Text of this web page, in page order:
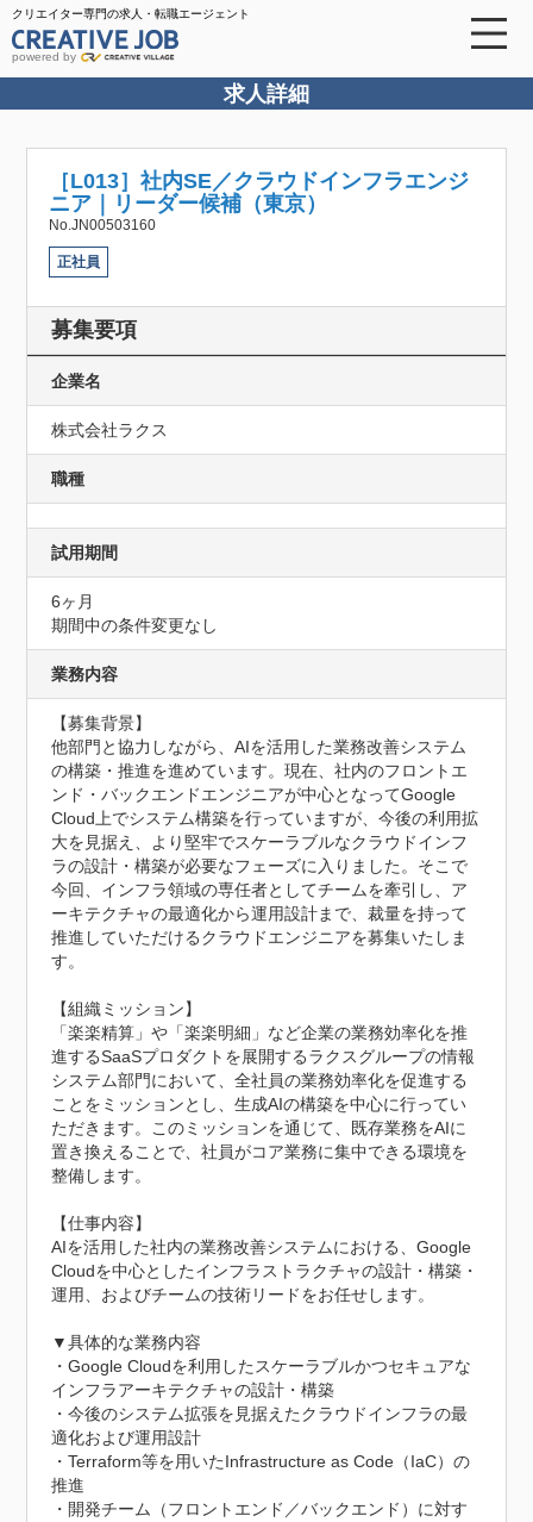
クリエイター専門の求人・転職エージェント
powered by
求人詳細
［L013］社内SE／クラウドインフラエンジ
ニア｜リーダー候補（東京）
No.JN00503160
正社員
募集要項
企業名
株式会社ラクス
職種
試用期間
6ヶ月
期間中の条件変更なし
業務内容
【募集背景】
他部門と協力しながら、AIを活用した業務改善システム
の構築・推進を進めています。現在、社内のフロントエ
ンド・バックエンドエンジニアが中心となってGoogle
Cloud上でシステム構築を行っていますが、今後の利用拡
大を見据え、より堅牢でスケーラブルなクラウドインフ
ラの設計・構築が必要なフェーズに入りました。そこで
今回、インフラ領域の専任者としてチームを牽引し、ア
ーキテクチャの最適化から運用設計まで、裁量を持って
推進していただけるクラウドエンジニアを募集いたしま
す。
【組織ミッション】
「楽楽精算」や「楽楽明細」など企業の業務効率化を推
進するSaaSプロダクトを展開するラクスグループの情報
システム部門において、全社員の業務効率化を促進する
ことをミッションとし、生成AIの構築を中心に行ってい
ただきます。このミッションを通じて、既存業務をAIに
置き換えることで、社員がコア業務に集中できる環境を
整備します。
【仕事内容】
AIを活用した社内の業務改善システムにおける、Google
Cloudを中心としたインフラストラクチャの設計・構築・
運用、およびチームの技術リードをお任せします。
▼具体的な業務内容
・Google Cloudを利用したスケーラブルかつセキュアな
インフラアーキテクチャの設計・構築
・今後のシステム拡張を見据えたクラウドインフラの最
適化および運用設計
・Terraform等を用いたInfrastructure as Code（IaC）の
推進
・開発チーム（フロントエンド／バックエンド）に対す